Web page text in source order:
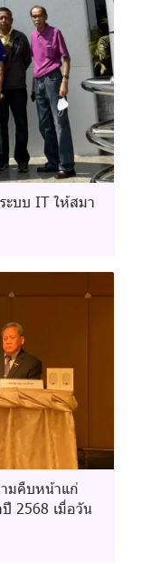
ะบบ IT ให้สมา
ามคืบหน้าแก่
2568 เมื่อวัน